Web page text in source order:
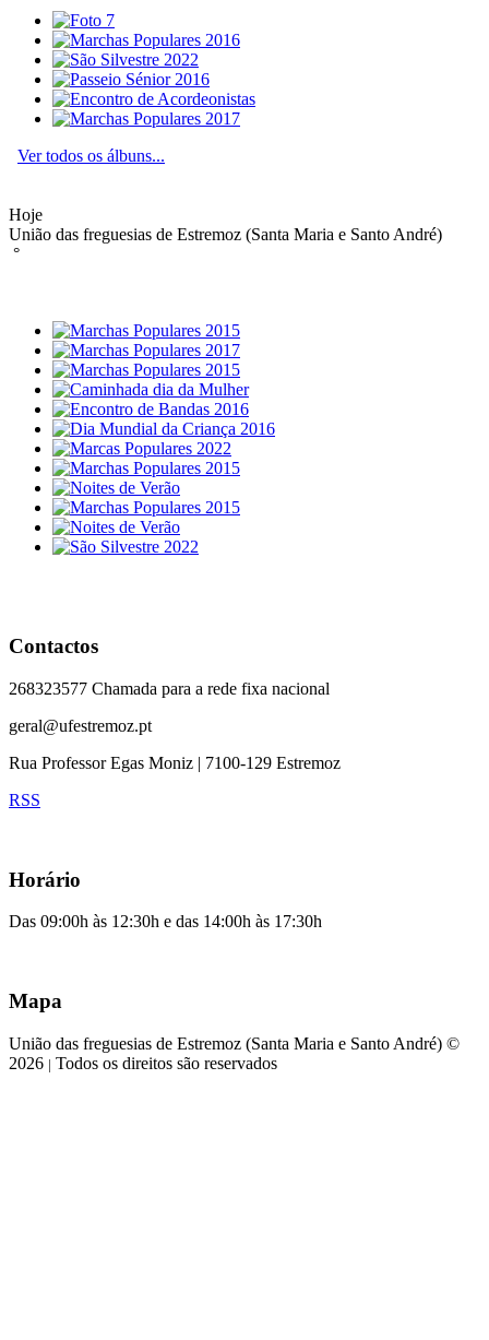
Ver todos os álbuns...
Hoje
União das freguesias de Estremoz (Santa Maria e Santo André)
°
Contactos
268323577 Chamada para a rede fixa nacional
geral@ufestremoz.pt
Rua Professor Egas Moniz | 7100-129 Estremoz
RSS
Horário
Das 09:00h às 12:30h e das 14:00h às 17:30h
Mapa
União das freguesias de Estremoz (Santa Maria e Santo André) ©
2026 | Todos os direitos são reservados